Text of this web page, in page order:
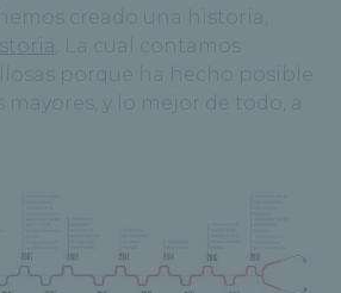
creado una historia,
. La cual contamos
porque ha hecho posible
mayores, y lo mejor de todo, a